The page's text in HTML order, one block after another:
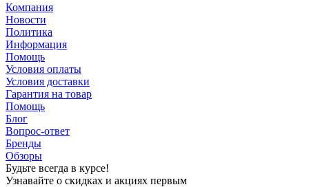
Компания
Новости
Политика
Информация
Помощь
Условия оплаты
Условия доставки
Гарантия на товар
Помощь
Блог
Вопрос-ответ
Бренды
Обзоры
Будьте всегда в курсе!
Узнавайте о скидках и акциях первым